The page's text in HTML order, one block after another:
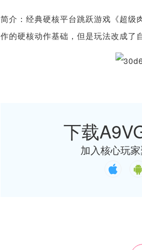
简介：经典硬核平台跳跃游戏《超级
作的硬核动作基础，但是玩法改成了
下载
加入核心玩